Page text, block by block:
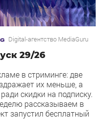
Digital-агентство MediaGuru
29/26
в стриминге: две
их меньше, а
скидки на подписку.
рассказываем в
бесплатный